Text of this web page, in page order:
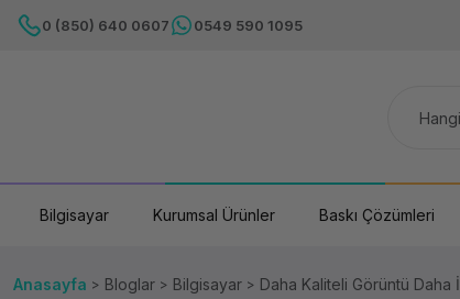
0 (850) 640 0607 0549 590 1095
Bilgisayar Kurumsal Ürünler Baskı Çözümleri
Anasayfa Bloglar Bilgisayar Daha Kaliteli Görüntü Daha